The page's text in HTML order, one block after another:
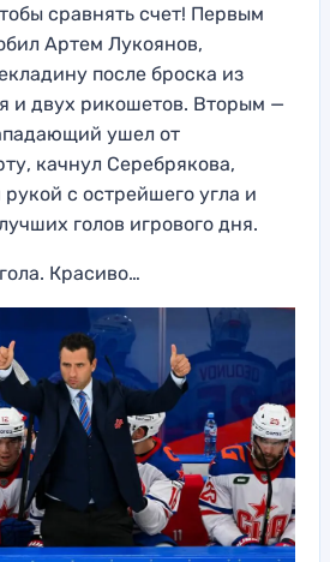
сравнять счет! Первым
Артем Лукоянов,
после броска из
и двух рикошетов. Вторым —
ушел от
качнул Серебрякова,
с острейшего угла и
голов игрового дня.
Красиво…